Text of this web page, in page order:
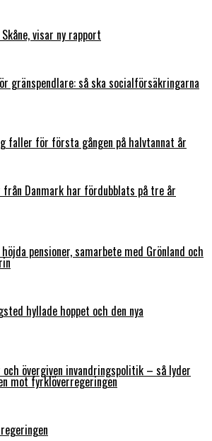
visar ny rapport
gränspendlare: så ska socialförsäkringarna
faller för första gången på halvtannat år
från Danmark har fördubblats på tre år
pensioner, samarbete med Grönland och
hyllade hoppet och den nya
övergiven invandringspolitik – så lyder
mot fyrklöverregeringen